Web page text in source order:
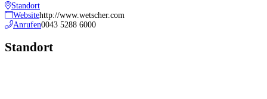
Standort
Websitehttp://www.wetscher.com
Anrufen0043 5288 6000
Standort